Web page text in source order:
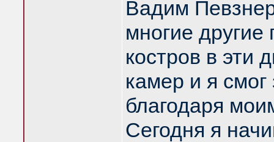
Вадим
многие другие
костров в эти
камер и я смог
благодаря
Сегодня я